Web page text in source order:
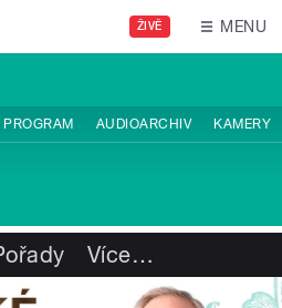
ŽIVĚ MENU
PROGRAM AUDIOARCHIV KAMERY
Více…